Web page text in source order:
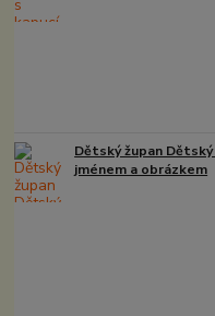
Dětský župan
jménem a obrázkem